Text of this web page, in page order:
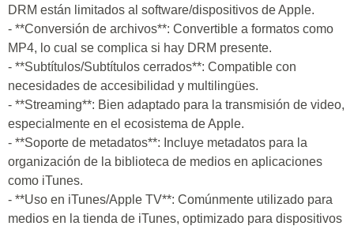
DRM están limitados al software/dispositivos de Apple.
- **Conversión de archivos**: Convertible a formatos como
MP4, lo cual se complica si hay DRM presente.
- **Subtítulos/Subtítulos cerrados**: Compatible con
necesidades de accesibilidad y multilingües.
- **Streaming**: Bien adaptado para la transmisión de video,
especialmente en el ecosistema de Apple.
- **Soporte de metadatos**: Incluye metadatos para la
organización de la biblioteca de medios en aplicaciones
como iTunes.
- **Uso en iTunes/Apple TV**: Comúnmente utilizado para
medios en la tienda de iTunes, optimizado para dispositivos